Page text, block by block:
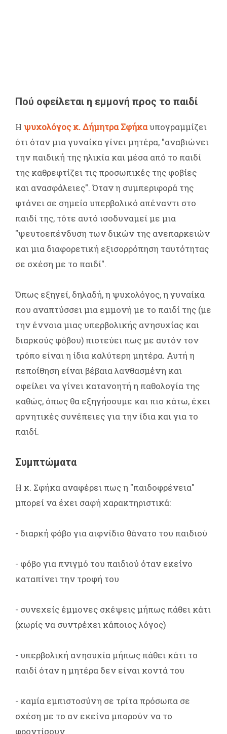
Πού οφείλεται η εμμονή προς το παιδί
Η ψυχολόγος κ. Δήμητρα Σφήκαυπογραμμίζει
ότι όταν μια γυναίκα γίνει μητέρα, "αναβιώνει
την παιδική της ηλικία και μέσα από το παιδί
της καθρεφτίζει τις προσωπικές της φοβίες
και ανασφάλειες". Όταν η συμπεριφορά της
φτάνει σε σημείο υπερβολικό απέναντι στο
παιδί της, τότε αυτό ισοδυναμεί με μια
"ψευτοεπένδυση των δικών της ανεπαρκειών
και μια διαφορετική εξισορρόπηση ταυτότητας
σε σχέση με το παιδί".
Όπως εξηγεί, δηλαδή, η ψυχολόγος, η γυναίκα
που αναπτύσσει μια εμμονή με το παιδί της (με
την έννοια μιας υπερβολικής ανησυχίας και
διαρκούς φόβου) πιστεύει πως με αυτόν τον
τρόπο είναι η ίδια καλύτερη μητέρα. Αυτή η
πεποίθηση είναι βέβαια λανθασμένη και
οφείλει να γίνει κατανοητή η παθολογία της
καθώς, όπως θα εξηγήσουμε και πιο κάτω, έχει
αρνητικές συνέπειες για την ίδια και για το
παιδί.
Συμπτώματα
Η κ. Σφήκα αναφέρει πως η "παιδοφρένεια"
μπορεί να έχει σαφή χαρακτηριστικά:
- διαρκή φόβο για αιφνίδιο θάνατο του παιδιού
- φόβο για πνιγμό του παιδιού όταν εκείνο
καταπίνει την τροφή του
- συνεχείς έμμονες σκέψεις μήπως πάθει κάτι
(χωρίς να συντρέχει κάποιος λόγος)
- υπερβολική ανησυχία μήπως πάθει κάτι το
παιδί όταν η μητέρα δεν είναι κοντά του
- καμία εμπιστοσύνη σε τρίτα πρόσωπα σε
σχέση με το αν εκείνα μπορούν να το
φροντίσουν